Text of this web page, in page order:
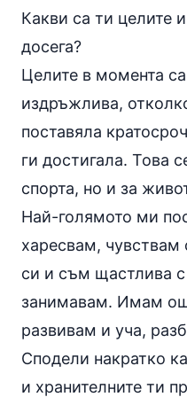
Какви са ти целите
досега?
Целите в момента
издръжлива,
поставяла
ги достигала. Това
спорта, но и за
Най-голямото ми
харесвам, чувствам
си и съм щастлива с
занимавам. Имам
развивам и уча,
Сподели накратко
и хранителните ти